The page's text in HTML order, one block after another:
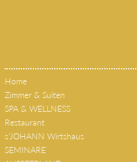
Home
Zimmer & Suiten
SPA & WELLNESS
Restaurant